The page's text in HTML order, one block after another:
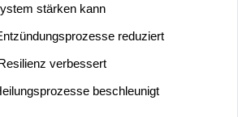
stärken kann
reduziert
verbessert
beschleunigt